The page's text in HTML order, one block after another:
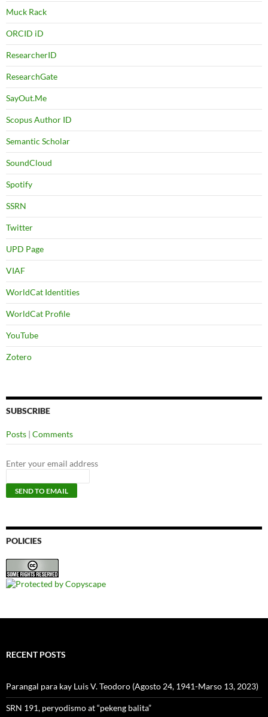
Muck Rack
ORCID iD
ResearcherID
ResearchGate
SayOut.Me
Scopus Author ID
Semantic Scholar
SoundCloud
Spotify
SSRN
Twitter
UPD Page
VIAF
WorldCat Identities
WorldCat Profile
YouTube
Zotero
SUBSCRIBE
Posts | Comments
Enter your email address
POLICIES
RECENT POSTS
Parangal para kay Luis V. Teodoro (Agosto 24, 1941-Marso 13, 2023)
SRN 191, peryodismo at “pekeng balita”